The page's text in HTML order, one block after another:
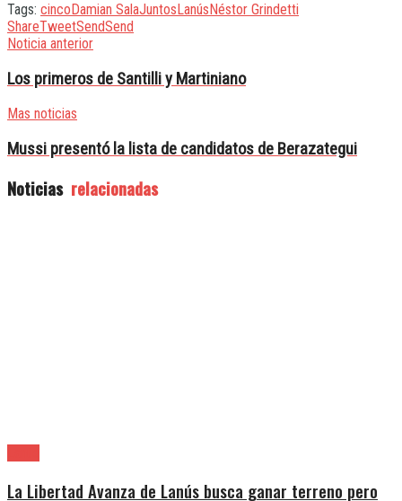
Tags: cincoDamian SalaJuntosLanúsNéstor Grindetti
ShareTweetSendSend
Noticia anterior
Los primeros de Santilli y Martiniano
Mas noticias
Mussi presentó la lista de candidatos de Berazategui
Noticias relacionadas
La Libertad Avanza de Lanús busca ganar terreno pero